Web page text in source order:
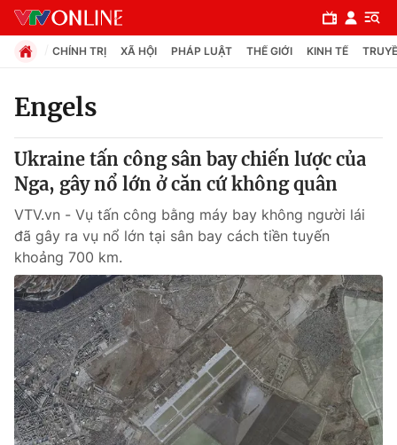
Chuyên mục
Chính trị
Xã hội
Pháp luật
Y tế
Thế giới
Tin tức
Kinh tế
CHÍNH TRỊ XÃ HỘI PHÁP LUẬT THẾ GIỚI KINH TẾ
Engels
Ukraine tấn công sân bay chiến lược của
Nga, gây nổ lớn ở căn cứ không quân
VTV.vn - Vụ tấn công bằng máy bay không người lái
đã gây ra vụ nổ lớn tại sân bay cách tiền tuyến
khoảng 700 km.